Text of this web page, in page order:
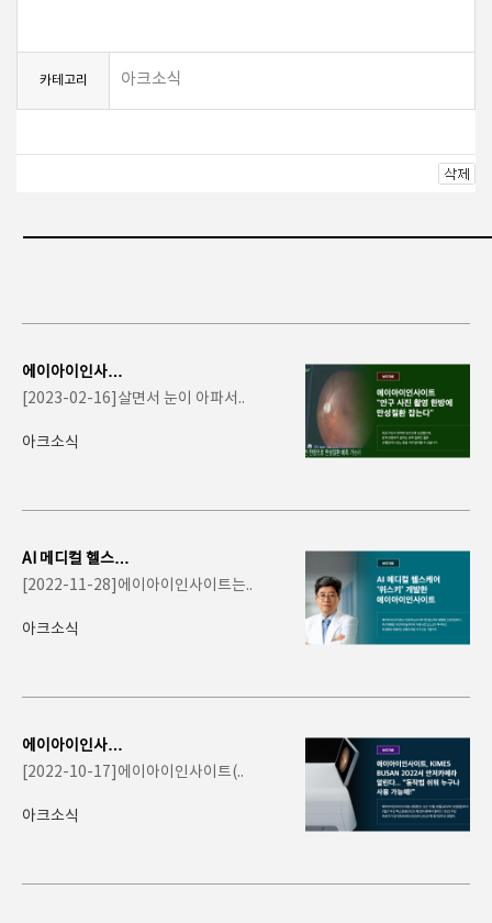
카테고리 아크소식
에이아이인사이
트 "안구 사진 촬
영 한방에 만성..
[2023-02-16]살면서 눈이 아파서..
아크소식
AI 메디컬 헬스케
어 ‘위스키’ 개발
한 에이아이인사..
[2022-11-28]에이아이인사이트는..
아크소식
에이아이인사이
트, KIMES BUS
AN 2022서 안저
카메라 알..
[2022-10-17]에이아이인사이트(..
아크소식